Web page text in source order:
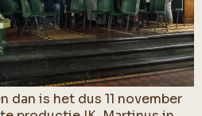
dan is het dus 11 november